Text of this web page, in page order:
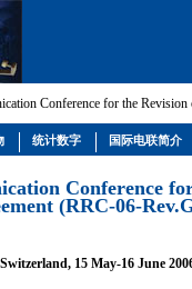
Conference for the
Conference
(RRC-06-
15 May-16 June
统计数字 国际电联简介